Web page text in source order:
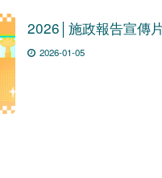
2026│施政報告宣傳
2026-01-05